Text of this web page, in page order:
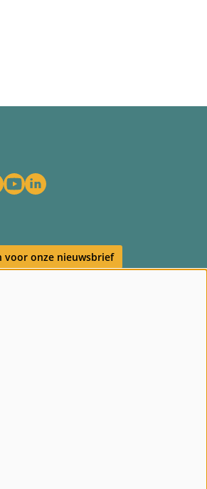
voor onze nieuwsbrief